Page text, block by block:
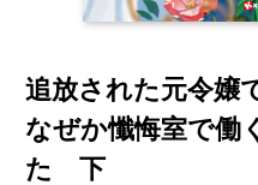
追放された元令嬢
なぜか懺悔室で働
た 下